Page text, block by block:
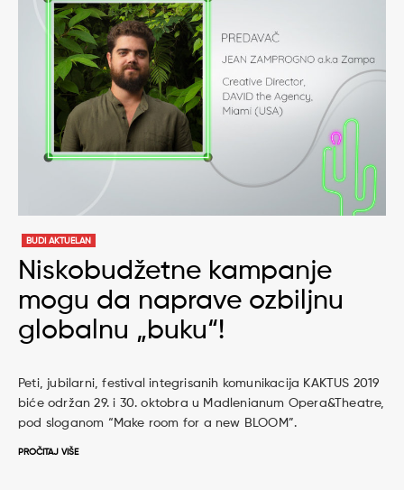
BUDI AKTUELAN
Niskobudžetne kampanje
mogu da naprave ozbiljnu
globalnu „buku“!
Peti, jubilarni, festival integrisanih komunikacija KAKTUS 2019
biće održan 29. i 30. oktobra u Madlenianum Opera&Theatre,
pod sloganom “Make room for a new BLOOM”.
PROČITAJ VIŠE